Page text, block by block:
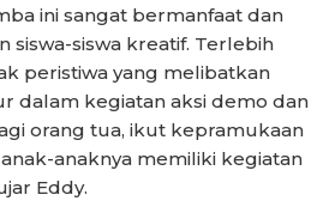
ini sangat bermanfaat dan
siswa-siswa kreatif. Terlebih
peristiwa yang melibatkan
dalam kegiatan aksi demo dan
orang tua, ikut kepramukaan
anaknya memiliki kegiatan
Eddy.